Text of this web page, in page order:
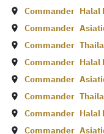
Commander Halal
Commander
Commander
Commander Halal
Commander
Commander
Commander Halal
Commander